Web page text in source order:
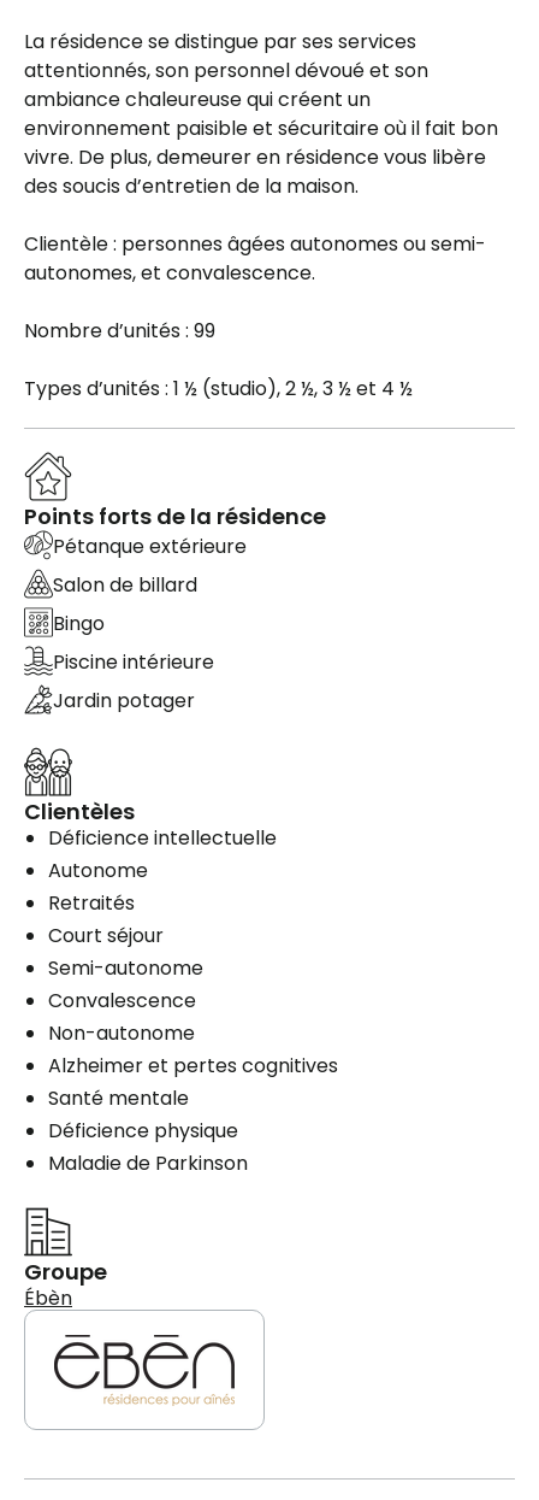
La résidence se distingue par ses services
attentionnés, son personnel dévoué et son
ambiance chaleureuse qui créent un
environnement paisible et sécuritaire où il fait bon
vivre. De plus, demeurer en résidence vous libère
des soucis d’entretien de la maison.
Clientèle : personnes âgées autonomes ou semi-
autonomes, et convalescence.
Nombre d’unités : 99
Types d’unités : 1 ½ (studio), 2 ½, 3 ½ et 4 ½
Points forts de la résidence
Pétanque extérieure
Salon de billard
Bingo
Piscine intérieure
Jardin potager
Clientèles
Déficience intellectuelle
Autonome
Retraités
Court séjour
Semi-autonome
Convalescence
Non-autonome
Alzheimer et pertes cognitives
Santé mentale
Déficience physique
Maladie de Parkinson
Groupe
Ébèn